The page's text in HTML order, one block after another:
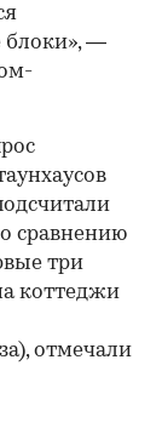
блоки», —
сравнению
три
коттеджи
отмечали